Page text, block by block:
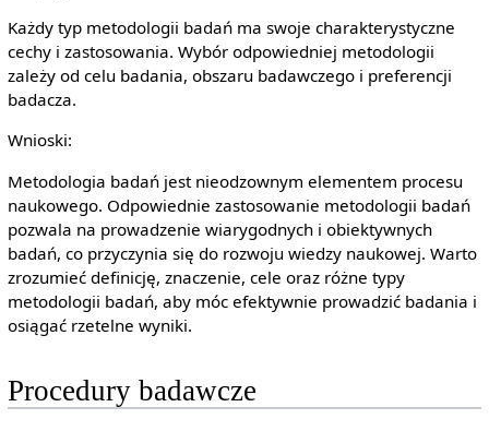
Każdy typ metodologii badań ma swoje charakterystyczne
cechy i zastosowania. Wybór odpowiedniej metodologii
zależy od celu badania, obszaru badawczego i preferencji
badacza.
Wnioski:
Metodologia badań jest nieodzownym elementem procesu
naukowego. Odpowiednie zastosowanie metodologii badań
pozwala na prowadzenie wiarygodnych i obiektywnych
badań, co przyczynia się do rozwoju wiedzy naukowej. Warto
zrozumieć definicję, znaczenie, cele oraz różne typy
metodologii badań, aby móc efektywnie prowadzić badania i
osiągać rzetelne wyniki.
Procedury badawcze